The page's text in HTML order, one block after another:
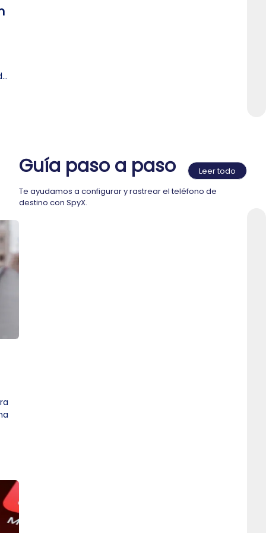
Guía paso a paso
Leer todo
Te ayudamos a configurar y rastrear el teléfono de
destino con SpyX.